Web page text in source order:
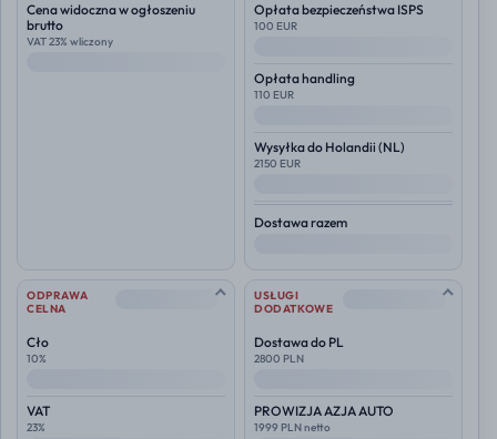
Cena widoczna w ogłoszeniu
brutto
VAT 23% wliczony
Opłata bezpieczeństwa ISPS
100 EUR
Opłata handling
110 EUR
Wysyłka do Holandii (NL)
2150 EUR
Dostawa razem
ODPRAWA
CELNA
--
Cło
10%
VAT
23%
USŁUGI
DODATKOWE
--
Dostawa do PL
2800 PLN
PROWIZJA AZJA AUTO
1999 PLN netto